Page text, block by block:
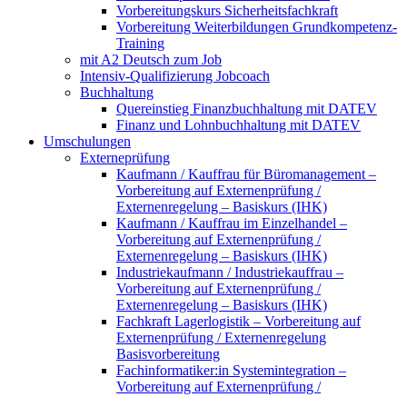
Vorbereitungskurs Sicherheitsfachkraft
Vorbereitung Weiterbildungen Grundkompetenz-
Training
mit A2 Deutsch zum Job
Intensiv-Qualifizierung Jobcoach
Buchhaltung
Quereinstieg Finanzbuchhaltung mit DATEV
Finanz und Lohnbuchhaltung mit DATEV
Umschulungen
Externeprüfung
Kaufmann / Kauffrau für Büromanagement –
Vorbereitung auf Externenprüfung /
Externenregelung – Basiskurs (IHK)
Kaufmann / Kauffrau im Einzelhandel –
Vorbereitung auf Externenprüfung /
Externenregelung – Basiskurs (IHK)
Industriekaufmann / Industriekauffrau –
Vorbereitung auf Externenprüfung /
Externenregelung – Basiskurs (IHK)
Fachkraft Lagerlogistik – Vorbereitung auf
Externenprüfung / Externenregelung
Basisvorbereitung
Fachinformatiker:in Systemintegration –
Vorbereitung auf Externenprüfung /